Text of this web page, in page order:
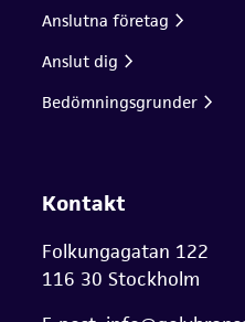
Anslutna företag
Anslut dig
Bedömningsgrunder
Kontakt
Folkungagatan 122
116 30 Stockholm